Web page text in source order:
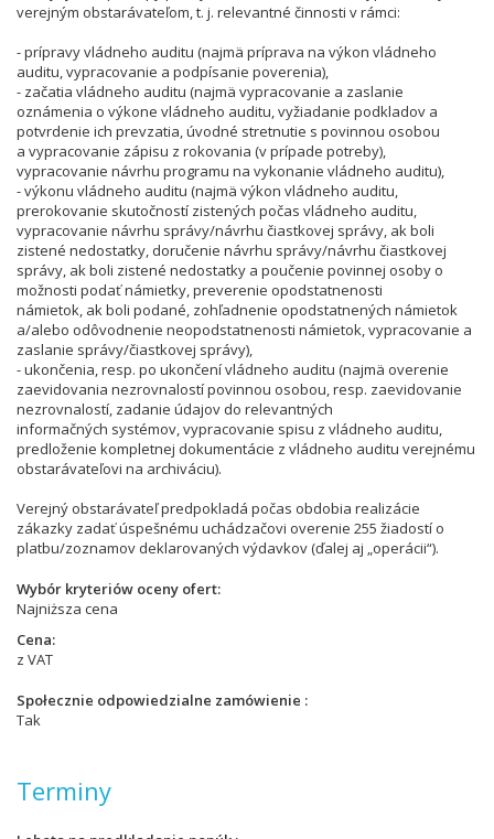
verejným obstarávateľom, t. j. relevantné činnosti v rámci:
- prípravy vládneho auditu (najmä príprava na výkon vládneho
auditu, vypracovanie a podpísanie poverenia),
- začatia vládneho auditu (najmä vypracovanie a zaslanie
oznámenia o výkone vládneho auditu, vyžiadanie podkladov a
potvrdenie ich prevzatia, úvodné stretnutie s povinnou osobou
a vypracovanie zápisu z rokovania (v prípade potreby),
vypracovanie návrhu programu na vykonanie vládneho auditu),
- výkonu vládneho auditu (najmä výkon vládneho auditu,
prerokovanie skutočností zistených počas vládneho auditu,
vypracovanie návrhu správy/návrhu čiastkovej správy, ak boli
zistené nedostatky, doručenie návrhu správy/návrhu čiastkovej
správy, ak boli zistené nedostatky a poučenie povinnej osoby o
možnosti podať námietky, preverenie opodstatnenosti
námietok, ak boli podané, zohľadnenie opodstatnených námietok
a/alebo odôvodnenie neopodstatnenosti námietok, vypracovanie a
zaslanie správy/čiastkovej správy),
- ukončenia, resp. po ukončení vládneho auditu (najmä overenie
zaevidovania nezrovnalostí povinnou osobou, resp. zaevidovanie
nezrovnalostí, zadanie údajov do relevantných
informačných systémov, vypracovanie spisu z vládneho auditu,
predloženie kompletnej dokumentácie z vládneho auditu verejnému
obstarávateľovi na archiváciu).
Verejný obstarávateľ predpokladá počas obdobia realizácie
zákazky zadať úspešnému uchádzačovi overenie 255 žiadostí o
platbu/zoznamov deklarovaných výdavkov (ďalej aj „operácii“).
Wybór kryteriów oceny ofert
Najniższa cena
Cena
z VAT
Społecznie odpowiedzialne zamówienie
Tak
Terminy